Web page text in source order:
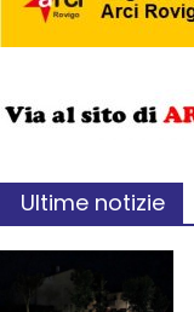
Ultime notizie